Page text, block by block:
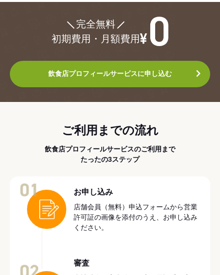
完全無料
初期費用・月額費用
飲食店プロフィールサービスに申し込む
ご利用までの流れ
飲食店プロフィールサービスのご利用まで
たったの3ステップ
お申し込み
店舗会員（無料）申込フォームから営業
許可証の画像を添付のうえ、お申し込み
ください。
審査